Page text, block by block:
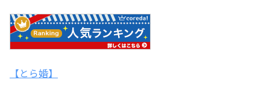
【とら婚】